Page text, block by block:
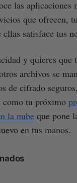
las aplicaciones
que ofrecen,
satisface tus
y quieres que
archivos se
de cifrado
como tu próximo
la nube que pone
en tus manos.